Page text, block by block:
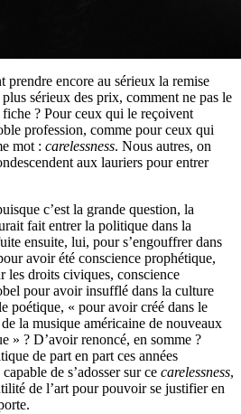
prendre encore au sérieux la remise
sérieux des prix, comment ne pas le
? Pour ceux qui le reçoivent
profession, comme pour ceux qui
mot : carelessness. Nous autres, on
aux lauriers pour entrer
c’est la grande question, la
fait entrer la politique dans la
ensuite, lui, pour s’engouffrer dans
avoir été conscience prophétique,
les droits civiques, conscience
pour avoir insufflé dans la culture
poétique, « pour avoir créé dans le
la musique américaine de nouveaux
» ? D’avoir renoncé, en somme ?
de part en part ces années
de s’adosser sur ce carelessness,
de l’art pour pouvoir se justifier en